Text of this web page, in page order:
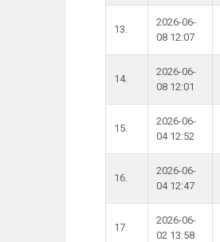
13.
2026-06-
08 12:07
14.
2026-06-
08 12:01
15.
2026-06-
04 12:52
16.
2026-06-
04 12:47
17.
2026-06-
02 13:58